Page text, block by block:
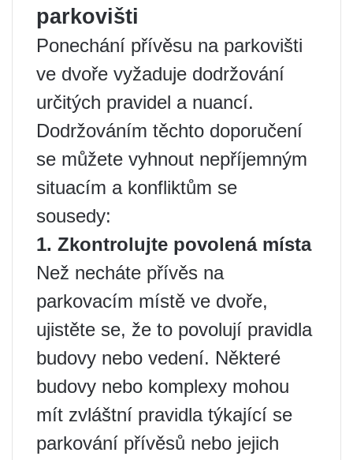
parkovišti
Ponechání přívěsu na parkovišti
ve dvoře vyžaduje dodržování
určitých pravidel a nuancí.
Dodržováním těchto doporučení
se můžete vyhnout nepříjemným
situacím a konfliktům se
sousedy:
1. Zkontrolujte povolená místa
Než necháte přívěs na
parkovacím místě ve dvoře,
ujistěte se, že to povolují pravidla
budovy nebo vedení. Některé
budovy nebo komplexy mohou
mít zvláštní pravidla týkající se
parkování přívěsů nebo jejich